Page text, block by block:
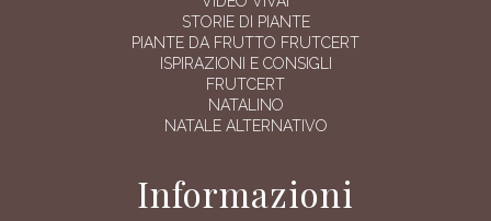
STORIE DI PIANTE
PIANTE DA FRUTTO FRUTCERT
ISPIRAZIONI E CONSIGLI
FRUTCERT
NATALINO
NATALE ALTERNATIVO
Informazioni